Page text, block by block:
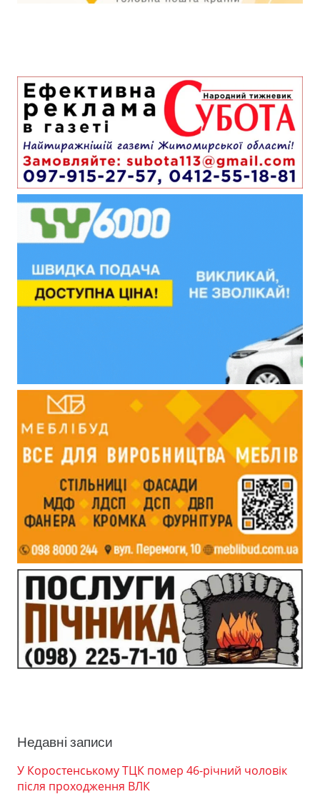
Недавні записи
У Коростенському ТЦК помер 46-річний чоловік
після проходження ВЛК